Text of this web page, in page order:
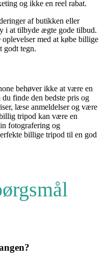
og ikke en reel rabat.
af butikken eller
i at tilbyde ægte gode tilbud.
med at købe billige
godt tegn.
behøver ikke at være en
finde den bedste pris og
læse anmeldelser og være
tripod kan være en
fotografering og
billige tripod til en god